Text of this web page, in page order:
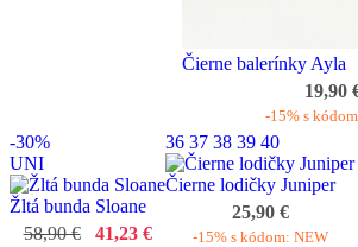
Čierne balerínky Ayla
19,90
-15% s
-30%
UNI
Žltá bunda Sloane
58,90 €
41,23 €
36 37 38 39 40
Čierne lodičky Juniper
25,90 €
-15% s kódom: NEW